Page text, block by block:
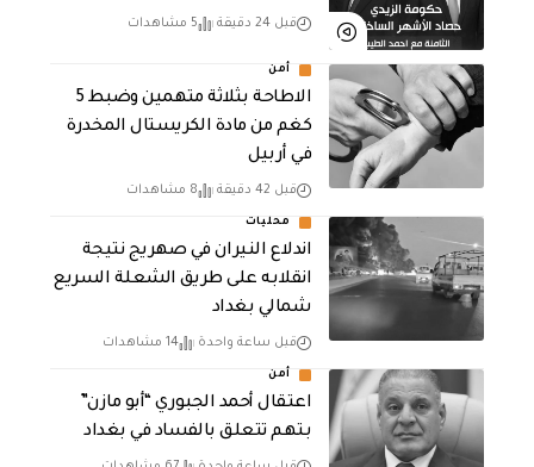
قبل 24 دقيقة 5 مشاهدات
أمن
الاطاحة بثلاثة متهمين وضبط 5
كغم من مادة الكريستال المخدرة ​
في أربيل
قبل 42 دقيقة 8 مشاهدات
محليات
اندلاع النيران في صهريج نتيجة
انقلابه على طريق الشعلة السريع
شمالي بغداد
قبل ساعة واحدة 14 مشاهدات
أمن
اعتقال أحمد الجبوري “أبو مازن”
بتهم تتعلق بالفساد في بغداد